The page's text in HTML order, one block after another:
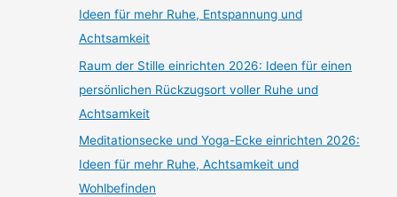
Ideen für mehr Ruhe, Entspannung und
Achtsamkeit
Raum der Stille einrichten 2026: Ideen für einen
persönlichen Rückzugsort voller Ruhe und
Achtsamkeit
Meditationsecke und Yoga-Ecke einrichten 2026:
Ideen für mehr Ruhe, Achtsamkeit und
Wohlbefinden